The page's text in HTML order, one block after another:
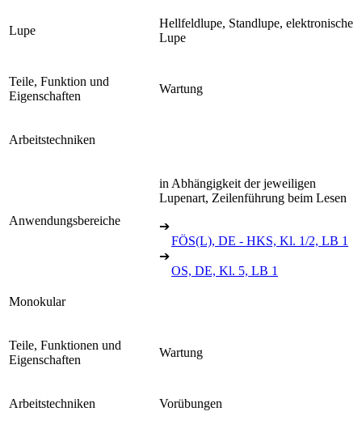
Lupe
Hellfeldlupe, Standlupe, elektronische
Lupe
Teile, Funktion und
Eigenschaften
Wartung
Arbeitstechniken
Anwendungsbereiche
in Abhängigkeit der jeweiligen
Lupenart, Zeilenführung beim Lesen
➔
FÖS(L), DE - HKS, Kl. 1/2, LB 1
➔
OS, DE, Kl. 5, LB 1
Monokular
Teile, Funktionen und
Eigenschaften
Wartung
Arbeitstechniken Vorübungen